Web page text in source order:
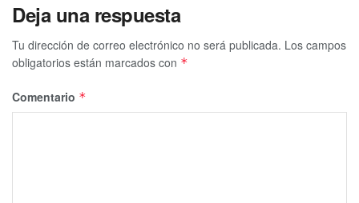
Deja una respuesta
Tu dirección de correo electrónico no será publicada. Los campos
obligatorios están marcados con *
Comentario *